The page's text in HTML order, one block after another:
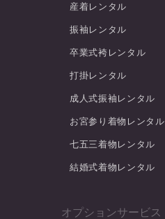
産着レンタル
振袖レンタル
卒業式袴レンタル
打掛レンタル
成人式振袖レンタル
お宮参り着物レンタル
七五三着物レンタル
結婚式着物レンタル
オプションサービス